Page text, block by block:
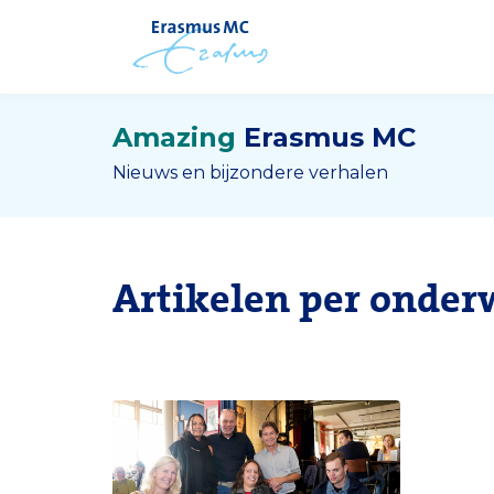
Amazing Erasmus MC
Nieuws en bijzondere verhalen
Artikelen per